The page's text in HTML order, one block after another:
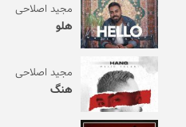
مجید اصلاحی
هلو
مجید اصلاحی
هنگ